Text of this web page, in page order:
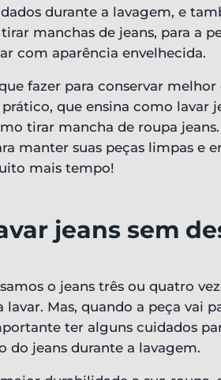
durante a lavagem, e
manchas de jeans, para a
com aparência envelhecida.
fazer para conservar melhor
que ensina como lavar
tirar mancha de roupa
manter suas peças limpas e
mais tempo!
jeans sem
o jeans três ou quatro
lavar. Mas, quando a peça vai
ter alguns cuidados
do jeans durante a lavagem.